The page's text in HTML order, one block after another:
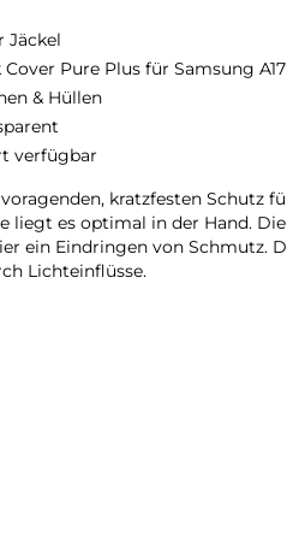
Jäckel
Cover Pure Plus für Samsung A17
& Hüllen
verfügbar
kratzfesten Schutz
liegt es optimal in der Hand.
ein Eindringen von Schmutz.
Lichteinflüsse.